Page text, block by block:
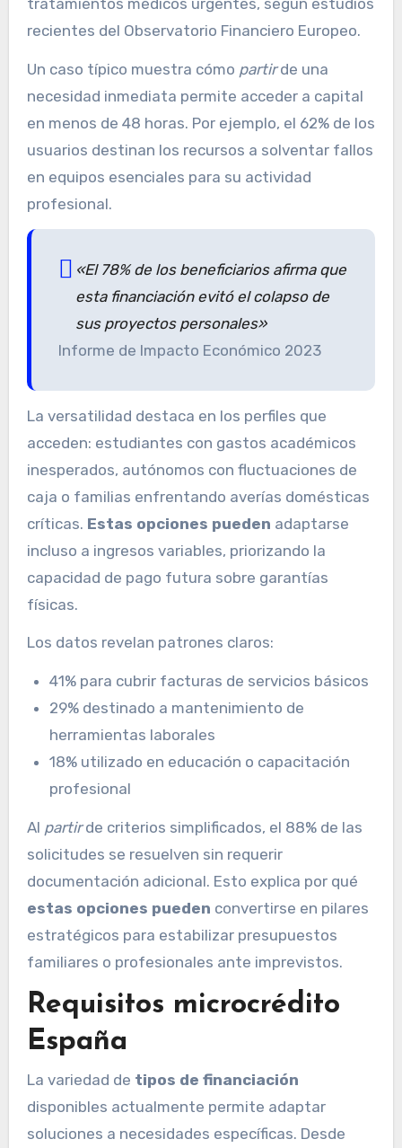
tratamientos médicos urgentes, según estudios
recientes del Observatorio Financiero Europeo.
Un caso típico muestra cómo partirde una
necesidad inmediata permite acceder a capital
en menos de 48 horas. Por ejemplo, el 62% de los
usuarios destinan los recursos a solventar fallos
en equipos esenciales para su actividad
profesional.
«El 78% de los beneficiarios afirma que
esta financiación evitó el colapso de
sus proyectos personales»
Informe de Impacto Económico 2023
La versatilidad destaca en los perfiles que
acceden: estudiantes con gastos académicos
inesperados, autónomos con fluctuaciones de
caja o familias enfrentando averías domésticas
críticas. Estas opciones pueden adaptarse
incluso a ingresos variables, priorizando la
capacidad de pago futura sobre garantías
físicas.
Los datos revelan patrones claros:
41% para cubrir facturas de servicios básicos
29% destinado a mantenimiento de
herramientas laborales
18% utilizado en educación o capacitación
profesional
Al partirde criterios simplificados, el 88% de las
solicitudes se resuelven sin requerir
documentación adicional. Esto explica por qué
estas opciones pueden convertirse en pilares
estratégicos para estabilizar presupuestos
familiares o profesionales ante imprevistos.
Requisitos microcrédito
España
La variedad de tipos de financiación
disponibles actualmente permite adaptar
soluciones a necesidades específicas. Desde